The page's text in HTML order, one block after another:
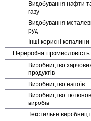
Видобування нафти
газу
Видобування
руд
Інші корисні копалини
Переробна промисловість
Виробництво
продуктів
Виробництво напоїв
Виробництво
виробів
Текстильне